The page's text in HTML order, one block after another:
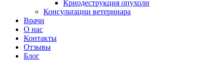
Криодеструкция опухоли
Консультации ветеринара
Врачи
О нас
Контакты
Отзывы
Блог